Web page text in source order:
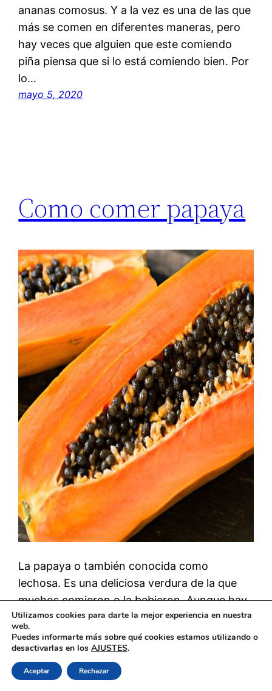
ananas comosus. Y a la vez es una de las que
más se comen en diferentes maneras, pero
hay veces que alguien que este comiendo
piña piensa que si lo está comiendo bien. Por
lo…
mayo 5, 2020
Como comer papaya
La papaya o también conocida como
lechosa. Es una deliciosa verdura de la que
muchos comieron o la bebieron. Aunque hay
veces que las personas no saben cómo
comer papaya o de la forma adecuada. Por lo
que en este artículo te enseñare a como
comer papaya. Antes de empezar primero
Utilizamos cookies para darte la mejor experiencia en nuestra
web.
Puedes informarte más sobre qué cookies estamos utilizando o
desactivarlas en los AJUSTES.
Aceptar Rechazar